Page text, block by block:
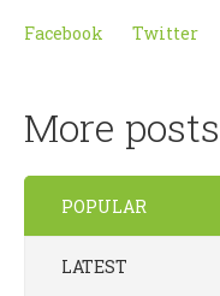
Facebook Twitter
More posts
POPULAR
LATEST